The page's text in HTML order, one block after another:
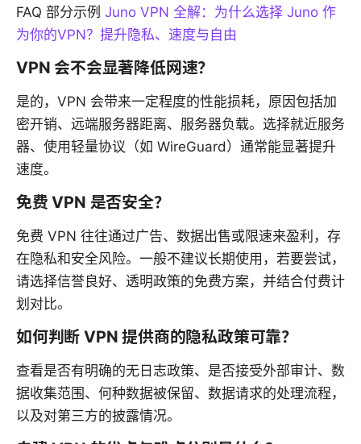
FAQ 部分示例 Juno VPN 全解：为什么选择 Juno 作
为你的VPN？提升隐私、速度与自由
VPN 会不会显著降低网速？
是的，VPN 会带来一定程度的性能损耗，原因包括加
密开销、远端服务器距离、服务器负载。选择就近服务
器、使用轻量协议（如 WireGuard）通常能显著提升
速度。
免费 VPN 是否安全？
免费 VPN 往往通过广告、数据出售或限速来盈利，存
在隐私和安全风险。一般不建议长期使用，若要尝试，
请选择信誉良好、透明政策的免费方案，并结合付费计
划对比。
如何判断 VPN 提供商的隐私政策可靠？
查看是否有明确的无日志政策、是否接受外部审计、数
据收集范围、何种数据被保留、数据请求的处理流程，
以及对第三方的披露情况。